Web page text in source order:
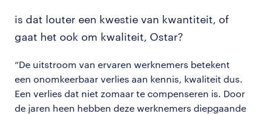
is dat louter een kwestie van kwantiteit, of
gaat het ook om kwaliteit, Ostar?
“De uitstroom van ervaren werknemers betekent
een onomkeerbaar verlies aan kennis, kwaliteit dus.
Een verlies dat niet zomaar te compenseren is. Door
de jaren heen hebben deze werknemers diepgaande